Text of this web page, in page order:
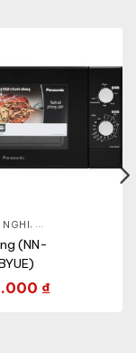
CƠM ĐIỆN
NGHI, GIA DỤNG KHỎE &
(NN-
₫